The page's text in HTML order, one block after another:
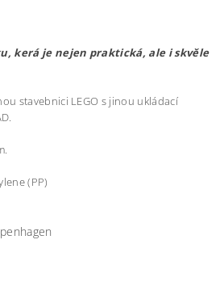
kerá je nejen praktická, ale i skvěle
stavebnici LEGO s jinou ukládací
(PP)